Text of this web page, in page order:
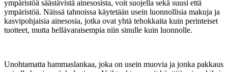
ympäristöä säästävistä ainesosista, voit suojella sekä suusi että
ympäristöä. Näissä tahnoissa käytetään usein luonnollisia makuja ja
kasvipohjaisia ainesosia, jotka ovat yhtä tehokkaita kuin perinteiset
tuotteet, mutta hellävaraisempia niin sinulle kuin luonnolle.
Unohtamatta hammaslankaa, joka on usein muovia ja jonka pakkaus